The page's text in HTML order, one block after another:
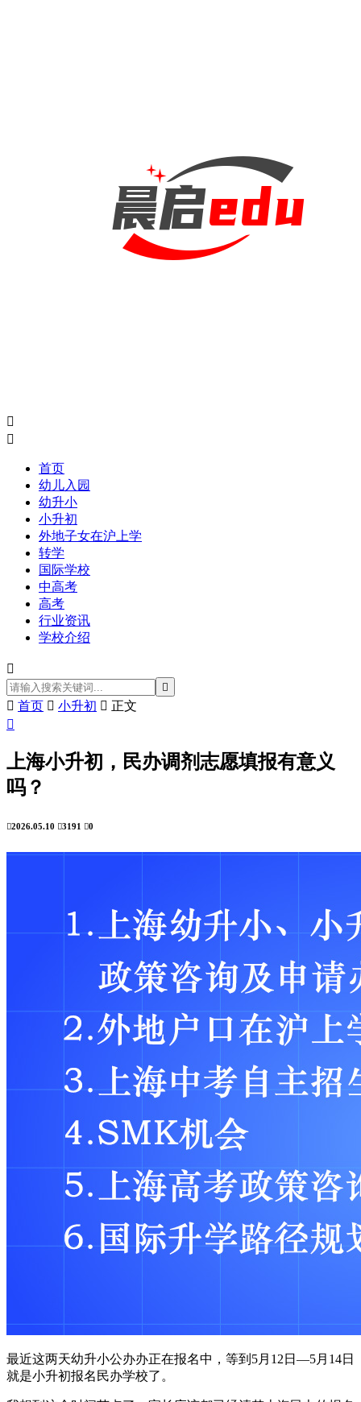


首页
幼儿入园
幼升小
小升初
外地子女在沪上学
转学
国际学校
中高考
高考
行业资讯
学校介绍


 首页  小升初  正文

上海小升初，民办调剂志愿填报有意义
吗？
2026.05.10 3191 0
最近这两天幼升小公办办正在报名中，等到5月12日—5月14日
就是小升初报名民办学校了。